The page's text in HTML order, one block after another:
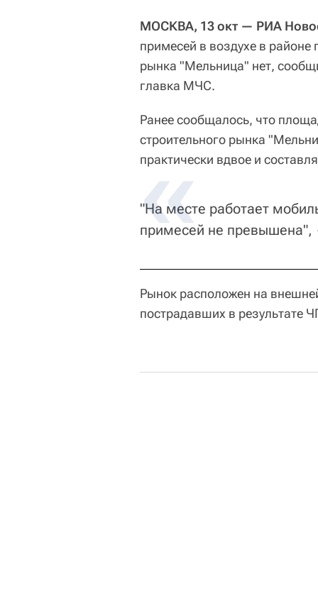
МОСКВА, 13 окт — РИА
примесей в воздухе в районе
рынка "Мельница" нет,
главка МЧС.
Ранее сообщалось, что
строительного рынка
практически вдвое и
"На месте работает
примесей не превышена",
Рынок расположен на
пострадавших в результате